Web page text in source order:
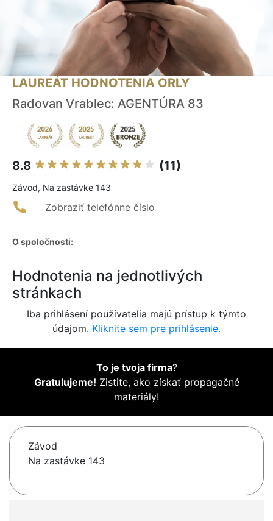
LAUREÁT HODNOTENIA ORLY
Radovan Vrablec: AGENTÚRA 83
8.8 (11)
Závod, Na zastávke 143
Zobraziť telefónne číslo
O spoločnosti:
Hodnotenia na jednotlivých
stránkach
Iba prihlásení používatelia majú prístup k týmto
údajom. Kliknite sem pre prihlásenie.
To je tvoja firma?
Gratulujeme! Zistite, ako získať propagačné
materiály!
Závod
Na zastávke 143